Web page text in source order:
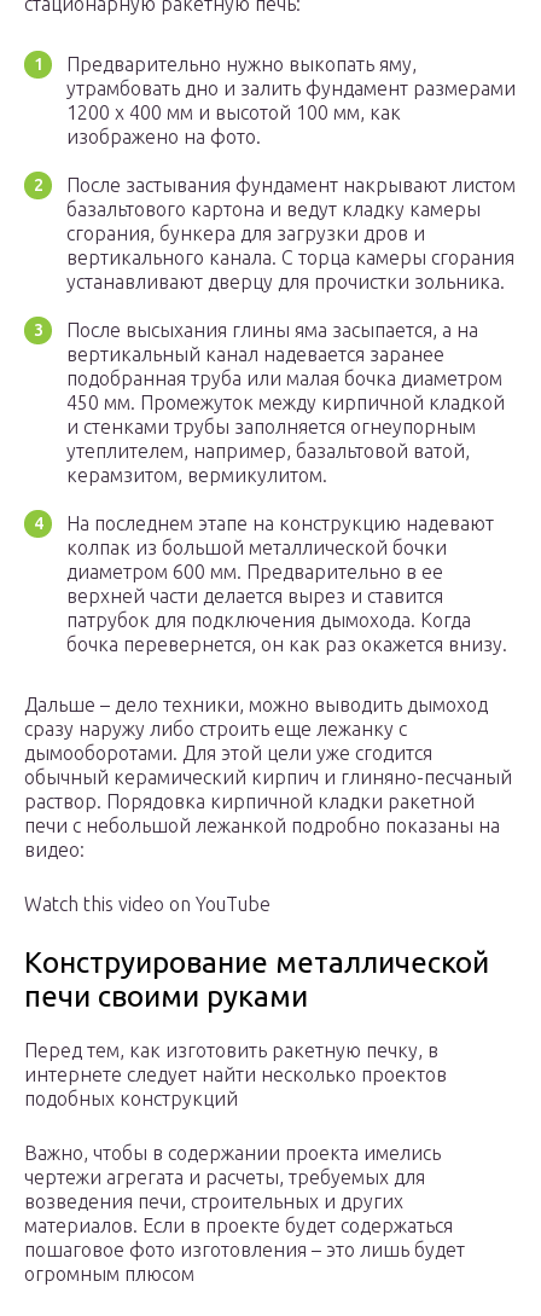
Предварительно нужно выкопать яму,
утрамбовать дно и залить фундамент размерами
1200 х 400 мм и высотой 100 мм, как
изображено на фото.
После застывания фундамент накрывают листом
базальтового картона и ведут кладку камеры
сгорания, бункера для загрузки дров и
вертикального канала. С торца камеры сгорания
устанавливают дверцу для прочистки зольника.
После высыхания глины яма засыпается, а на
вертикальный канал надевается заранее
подобранная труба или малая бочка диаметром
450 мм. Промежуток между кирпичной кладкой
и стенками трубы заполняется огнеупорным
утеплителем, например, базальтовой ватой,
керамзитом, вермикулитом.
На последнем этапе на конструкцию надевают
колпак из большой металлической бочки
диаметром 600 мм. Предварительно в ее
верхней части делается вырез и ставится
патрубок для подключения дымохода. Когда
бочка перевернется, он как раз окажется внизу.
Дальше – дело техники, можно выводить дымоход
сразу наружу либо строить еще лежанку с
дымооборотами. Для этой цели уже сгодится
обычный керамический кирпич и глиняно-песчаный
раствор. Порядовка кирпичной кладки ракетной
печи с небольшой лежанкой подробно показаны на
видео:
Watch this video on YouTube
Конструирование металлической
печи своими руками
Перед тем, как изготовить ракетную печку, в
интернете следует найти несколько проектов
подобных конструкций
Важно, чтобы в содержании проекта имелись
чертежи агрегата и расчеты, требуемых для
возведения печи, строительных и других
материалов. Если в проекте будет содержаться
пошаговое фото изготовления – это лишь будет
огромным плюсом